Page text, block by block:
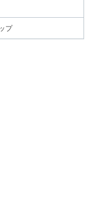
プ